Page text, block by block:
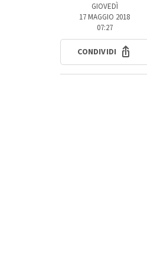
GIOVEDÌ
17 MAGGIO 2018
07:27
CONDIVIDI